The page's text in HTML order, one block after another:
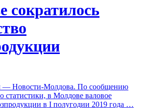
сократилось
Новости-Молдова. По сообщению
статистики, в Молдове валовое
в I полугодии 2019 года …